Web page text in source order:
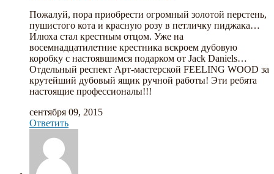
Пожалуй, пора приобрести огромный золотой перстень,
пушистого кота и красную розу в петличку пиджака…
Илюха стал крестным отцом. Уже на
восемнадцатилетние крестника вскроем дубовую
коробку с настоявшимся подарком от Jack Daniels…
Отдельный респект Арт-мастерской FEELING WOOD за
крутейший дубовый ящик ручной работы! Эти ребята
настоящие профессионалы!!!
сентября 09, 2015
Ответить